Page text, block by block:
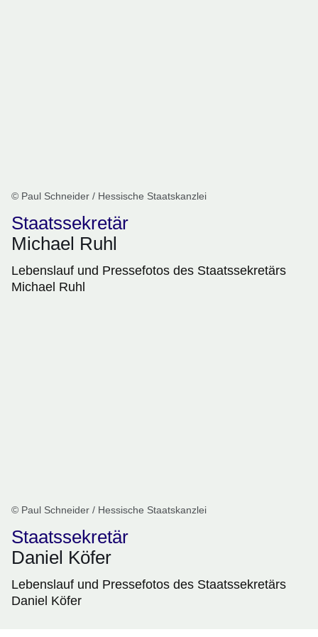
© Paul Schneider / Hessische Staatskanzlei
Staatssekretär
Michael Ruhl
Lebenslauf und Pressefotos des Staatssekretärs
Michael Ruhl
© Paul Schneider / Hessische Staatskanzlei
Staatssekretär
Daniel Köfer
Lebenslauf und Pressefotos des Staatssekretärs
Daniel Köfer